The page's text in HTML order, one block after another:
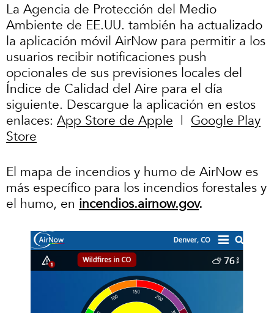
La Agencia de Protección del Medio
Ambiente de EE.UU. también ha actualizado
la aplicación móvil AirNow para permitir a los
usuarios recibir notificaciones push
opcionales de sus previsiones locales del
Índice de Calidad del Aire para el día
siguiente. Descargue la aplicación en estos
enlaces: App Store de Apple | Google Play
Store
El mapa de incendios y humo de AirNow es
más específico para los incendios forestales y
el humo, en incendios.airnow.gov.